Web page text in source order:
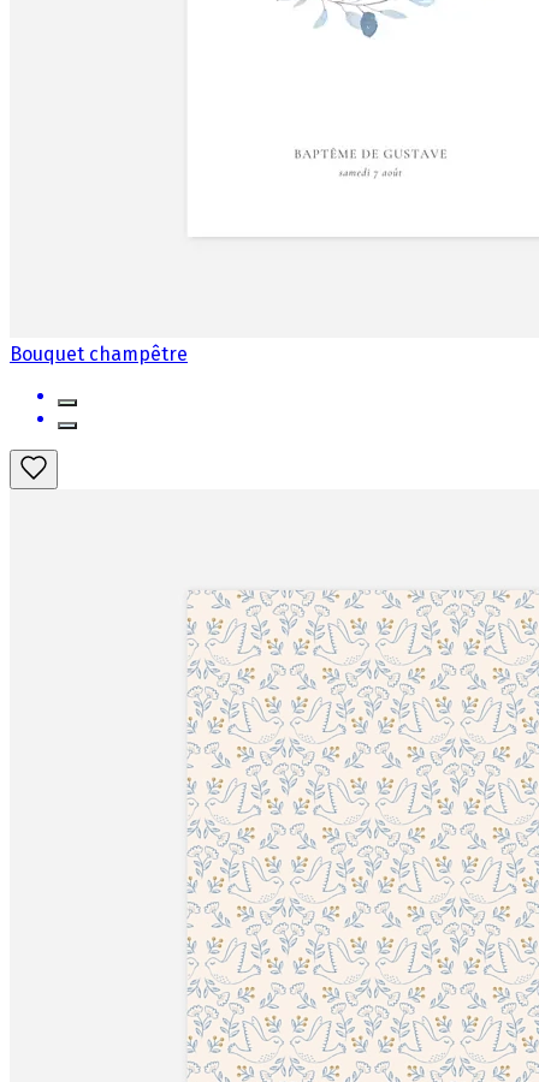
Bouquet champêtre